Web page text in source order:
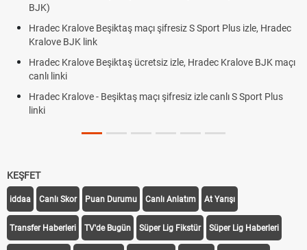
Kralove Beşiktaş maçı şifresiz S Sport Plus izle, Hradec
BJK link
Kralove Beşiktaş ücretsiz izle, Hradec Kralove BJK maçı
linki
Kralove - Beşiktaş maçı şifresiz izle canlı S Sport Plus
KEŞFET
iddaa Canlı Skor Puan Durumu Canlı Anlatım At Yarışı
Transfer Haberleri TV'de Bugün Süper Lig Fikstür Süper Lig Haberleri